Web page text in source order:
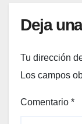
Deja
Tu dirección
Los campos
Comentario *